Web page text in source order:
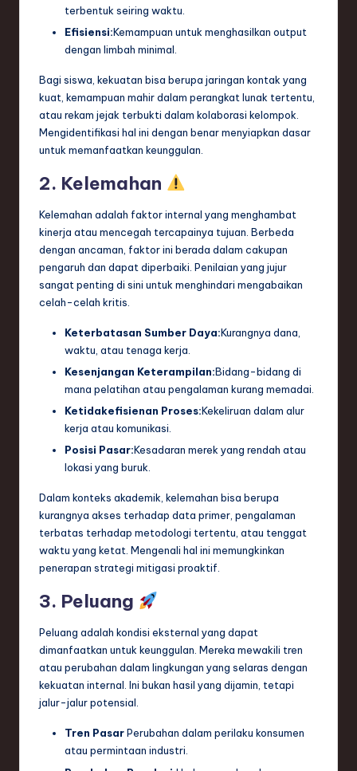
o
terbentuk seiring waktu.
Efisiensi:Kemampuan untuk menghasilkan output
dengan limbah minimal.
Bagi siswa, kekuatan bisa berupa jaringan kontak yang
kuat, kemampuan mahir dalam perangkat lunak tertentu,
atau rekam jejak terbukti dalam kolaborasi kelompok.
Mengidentifikasi hal ini dengan benar menyiapkan dasar
untuk memanfaatkan keunggulan.
2. Kelemahan
Kelemahan adalah faktor internal yang menghambat
kinerja atau mencegah tercapainya tujuan. Berbeda
dengan ancaman, faktor ini berada dalam cakupan
pengaruh dan dapat diperbaiki. Penilaian yang jujur
sangat penting di sini untuk menghindari mengabaikan
celah-celah kritis.
Keterbatasan Sumber Daya:Kurangnya dana,
waktu, atau tenaga kerja.
Kesenjangan Keterampilan:Bidang-bidang di
mana pelatihan atau pengalaman kurang memadai.
Ketidakefisienan Proses:Kekeliruan dalam alur
kerja atau komunikasi.
Posisi Pasar:Kesadaran merek yang rendah atau
lokasi yang buruk.
Dalam konteks akademik, kelemahan bisa berupa
kurangnya akses terhadap data primer, pengalaman
terbatas terhadap metodologi tertentu, atau tenggat
waktu yang ketat. Mengenali hal ini memungkinkan
penerapan strategi mitigasi proaktif.
3. Peluang
Peluang adalah kondisi eksternal yang dapat
dimanfaatkan untuk keunggulan. Mereka mewakili tren
atau perubahan dalam lingkungan yang selaras dengan
kekuatan internal. Ini bukan hasil yang dijamin, tetapi
jalur-jalur potensial.
Tren PasarPerubahan dalam perilaku konsumen
atau permintaan industri.